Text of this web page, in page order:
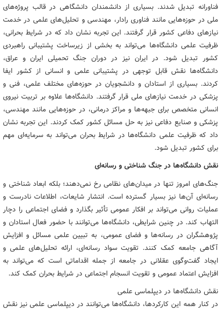
فناورانه تبدیل شدند. بسیاری از دانشمندان دانشگاهی در قالب پروژه‌های
ملی در حوزه‌هایی مانند فناوری رادار، مهندسی و تحلیل‌های علمی در خدمت
نیازهای دفاعی کشور قرار گرفتند. این تجربه نشان داد که در شرایط بحرانی،
ظرفیت علمی دانشگاه‌ها می‌تواند به بخشی از زیرساخت پشتیبانی راهبردی
کشور تبدیل شود. در ایران نیز در دوران جنگ تحمیلی ایران و عراق،
دانشگاه‌ها نقش قابل توجهی در پشتیبانی علمی و انسانی از کشور ایفا
کردند. بسیاری از استادان و دانشجویان در حوزه‌های مختلف علمی، فنی و
پزشکی در خدمت نیازهای ملی قرار گرفتند. دانشگاه‌ها علاوه بر تربیت نیروی
انسانی متخصص برای جبهه‌ها و مراکز درمانی، در حوزه‌هایی مانند مهندسی،
پزشکی و صنایع دفاعی نیز به حل مسائل کشور کمک کردند. این تجربه نشان
داد که ظرفیت علمی دانشگاه‌ها در شرایط بحران می‌تواند به سرمایه‌ای مهم
برای کشور تبدیل شود.
نقش دانشگاه‌ها در جنگ شناختی و رسانه‌ای
جنگ‌های امروز تنها در میدان‌های نظامی رخ نمی‌دهند؛ بلکه ابعاد شناختی و
رسانه‌ای آن‌ها نیز بسیار گسترده است. انتشار شایعات، اطلاعات نادرست و
عملیات روانی می‌تواند بر افکار عمومی تأثیر بگذارد و فضای اجتماعی را دچار
التهاب کند. در چنین شرایطی، دانشگاه‌ها می‌توانند با حضور فعال استادان و
پژوهشگران در رسانه‌ها و فضای عمومی، به تبیین علمی مسائل و افزایش
آگاهی جامعه کمک کنند. تقویت سواد رسانه‌ای، ارائه تحلیل‌های علمی و
ایجاد گفت‌وگوی عقلانی در جامعه از جمله اقداماتی است که می‌تواند به
افزایش اعتماد عمومی و تقویت انسجام اجتماعی در شرایط بحران کمک کند.
نقش دانشگاه‌ها در دیپلماسی علمی
در کنار همه این کارکردها، دانشگاه‌ها می‌توانند در دیپلماسی علمی نیز نقش